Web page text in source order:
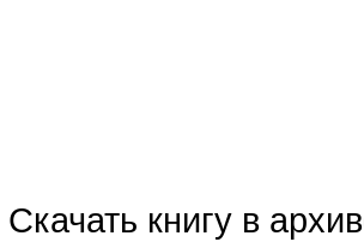
Скачать книгу в